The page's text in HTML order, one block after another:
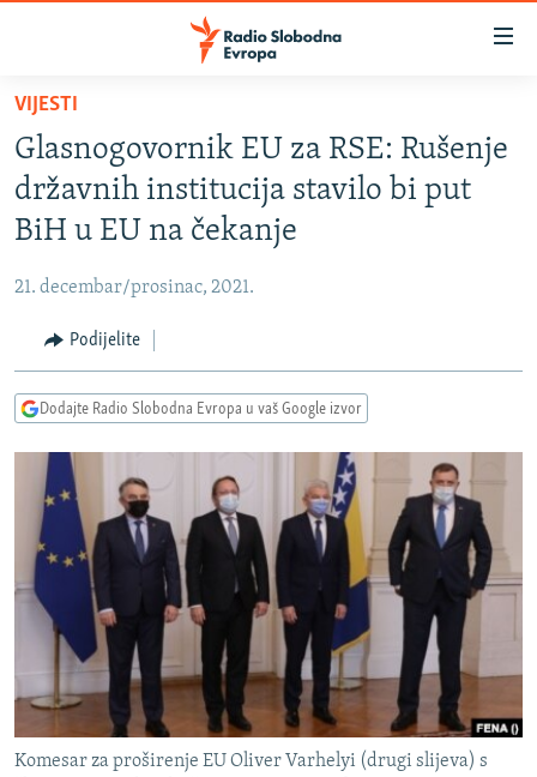
Pređite
glavni
sadržaj
Pređite
na
glavnu
Pređite
na
pretragu
VIJESTI
BOSNA I HERCEGOVINA
SRBIJA
CRNA GORA
VIZUELNO
INFOGRAFIKE
RAT U UKRAJINI
KINA NA BALKANU
RSE PRIČE IZ SVIJETA
ISPRIČAJ MI
DNEVNO@RSE
SPECIJALI RSE
VIŠE OD NASLOVA
GENOCID U SREBRENICI
PRATITE NAS
VIJESTI
Glasnogovornik EU za RSE: Rušenje
državnih institucija stavilo bi put
BiH u EU na čekanje
21. decembar/prosinac, 2021.
Podijelite
Dodajte Radio Slobodna Evropa u vaš Google izvor
Komesar za proširenje EU Oliver Varhelyi (drugi slijeva) s